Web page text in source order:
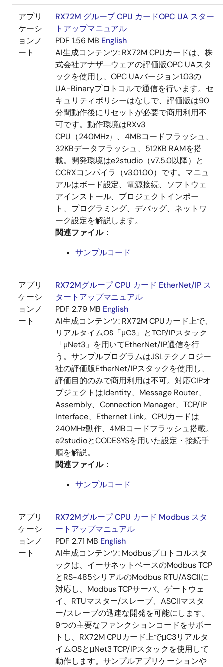
アプリ
ケーシ
ョンノ
ート
RX72M グループ CPU カードOPC UA スター
トアップマニュアル
PDF 1.56 MB English
AI生成コンテンツ: RX72M CPUカードは、株
式会社アナザ―ウェアの評価版OPC UAスタ
ックを使用し、OPC UAバージョン1.03の
UA-Binaryプロトコルで通信を行います。セ
キュリティポリシーはなしで、評価版は90
分間動作後にリセットが必要で商用利用不
可です。動作環境はRXv3
CPU（240MHz）、4MBコードフラッシュ、
32KBデータフラッシュ、512KB RAMを搭
載。開発環境はe2studio（v7.5.0以降）と
CCRXコンパイラ（v3.01.00）です。マニュ
アルはボード設定、電源接続、ソフトウェ
アインストール、プロジェクトインポー
ト、プログラミング、デバッグ、ネットワ
ーク設定を解説します。
関連ファイル：
サンプルコード
アプリ
ケーシ
ョンノ
ート
RX72Mグループ CPU カード EtherNet/IP ス
タートアップマニュアル
PDF 2.79 MB English
AI生成コンテンツ: RX72M CPUカード上で、
リアルタイムOS「μC3」とTCP/IPスタック
「μNet3」を用いてEtherNet/IP通信を行
う。サンプルプログラムはJSLテクノロジー
社の評価版EtherNet/IPスタックを使用し、
評価目的のみで商用利用は不可。対応CIPオ
ブジェクトはIdentity、Message Router、
Assembly、Connection Manager、TCP/IP
Interface、Ethernet Link。CPUカードは
240MHz動作、4MBコードフラッシュ搭載。
e2studioとCODESYSを用いた設定・接続手
順を解説。
関連ファイル：
サンプルコード
アプリ
ケーシ
ョンノ
ート
RX72Mグループ CPU カード Modbus スタ
ートアップマニュアル
PDF 2.71 MB English
AI生成コンテンツ: Modbusプロトコルスタ
ックは、イーサネットベースのModbus TCP
とRS-485シリアルのModbus RTU/ASCIIに
対応し、Modbus TCPサーバ、ゲートウェ
イ、RTUマスター/スレーブ、ASCIIマスタ
ー/スレーブの迅速な開発を可能にします。
9つの主要なファンクションコードをサポー
トし、RX72M CPUカード上でμC3リアルタ
イムOSとμNet3 TCP/IPスタックを使用して
動作します。サンプルアプリケーションや